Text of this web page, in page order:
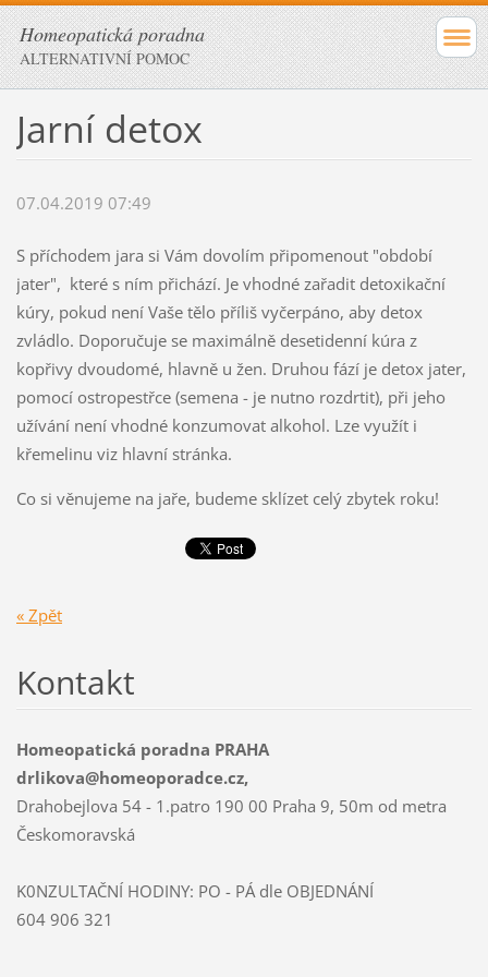
Homeopatická poradna
ALTERNATIVNÍ POMOC
Jarní detox
07.04.2019 07:49
S příchodem jara si Vám dovolím připomenout "období
jater", které s ním přichází. Je vhodné zařadit detoxikační
kúry, pokud není Vaše tělo příliš vyčerpáno, aby detox
zvládlo. Doporučuje se maximálně desetidenní kúra z
kopřivy dvoudomé, hlavně u žen. Druhou fází je detox jater,
pomocí ostropestřce (semena - je nutno rozdrtit), při jeho
užívání není vhodné konzumovat alkohol. Lze využít i
křemelinu viz hlavní stránka.
Co si věnujeme na jaře, budeme sklízet celý zbytek roku!
« Zpět
Kontakt
Homeopatická poradna PRAHA
drlikova@homeoporadce.cz,
Drahobejlova 54 - 1.patro 190 00 Praha 9, 50m od metra
Českomoravská
K0NZULTAČNÍ HODINY: PO - PÁ dle OBJEDNÁNÍ
604 906 321